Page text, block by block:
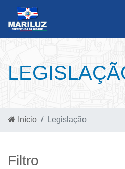
Início Legislação
Filtro